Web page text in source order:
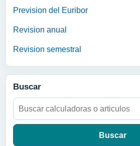
Prevision del Euribor
Revision anual
Revision semestral
Buscar
Buscar: